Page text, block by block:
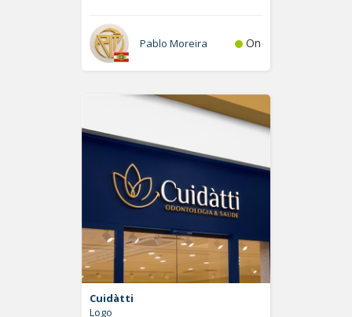
Pablo Moreira On
Cuidàtti
Logo